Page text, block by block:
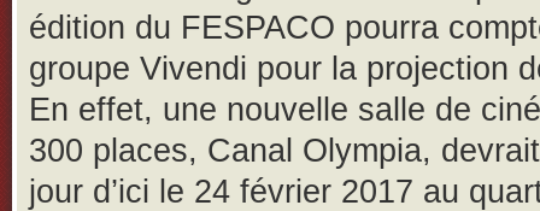
édition du FESPACO pourra
groupe Vivendi pour la projection
En effet, une nouvelle salle de
300 places, Canal Olympia,
jour d’ici le 24 février 2017 au